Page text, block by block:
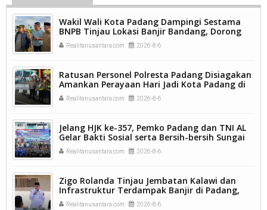
Wakil Wali Kota Padang Dampingi Sestama
BNPB Tinjau Lokasi Banjir Bandang, Dorong
Percepatan Penanganan Pascabencana.
Realitanusantara.com 2026-8-6
Ratusan Personel Polresta Padang Disiagakan
Amankan Perayaan Hari Jadi Kota Padang di
Kawasan Pantai Padang.
Realitanusantara.com 2026-8-6
Jelang HJK ke-357, Pemko Padang dan TNI AL
Gelar Bakti Sosial serta Bersih-bersih Sungai
Batang Arau.
Realitanusantara.com 2026-8-6
Zigo Rolanda Tinjau Jembatan Kalawi dan
Infrastruktur Terdampak Banjir di Padang,
Pemulihan Pascabencana Jadi Prioritas.
Realitanusantara.com 2026-8-6